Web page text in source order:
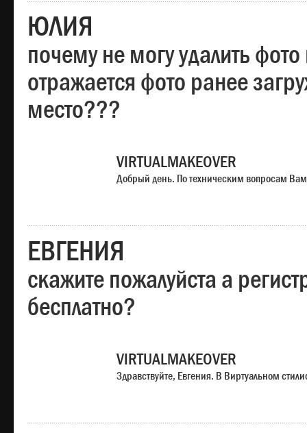
ЮЛИЯ
почему не могу удалить
отражается фото ранее
место???
VIRTUALMAKEOVER
Добрый день. По техническим вопросам
ЕВГЕНИЯ
скажите пожалуйста а
бесплатно?
VIRTUALMAKEOVER
Здравствуйте, Евгения. В Виртуальном